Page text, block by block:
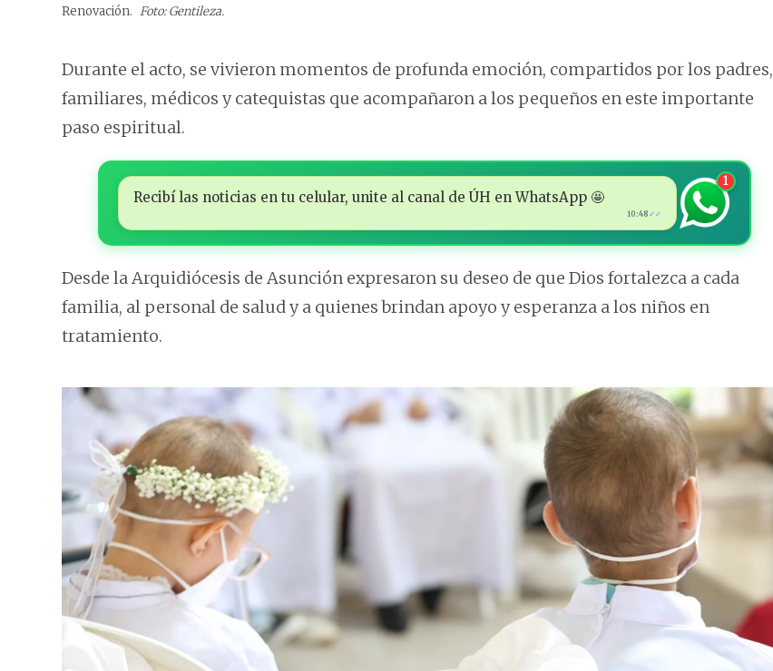
Renovación. Foto: Gentileza.
Durante el acto, se vivieron momentos de profunda emoción, compartidos por los padres,
familiares, médicos y catequistas que acompañaron a los pequeños en este importante
paso espiritual.
Recibí las noticias en tu celular, unite al canal de ÚH en WhatsApp 🤩
10:48 ✓✓
1
Desde la Arquidiócesis de Asunción expresaron su deseo de que Dios fortalezca a cada
familia, al personal de salud y a quienes brindan apoyo y esperanza a los niños en
tratamiento.